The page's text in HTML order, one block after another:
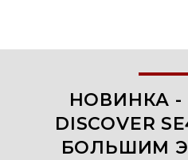
НОВИНКА
DISCOVER
БОЛЬШИМ